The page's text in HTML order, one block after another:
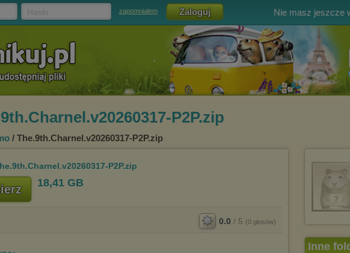
zapomniałem Nie masz jeszcze
P2P.zip
/ The.9th.Charnel.v20260317-P2P.zip
P2P.zip
18,41 GB
0.0 / 5 (0 głosów)
Inne